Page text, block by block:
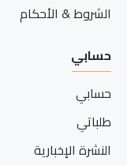
الشروط & الأحكام
حسابي
حسابي
طلباتي
النشرة الإخبارية